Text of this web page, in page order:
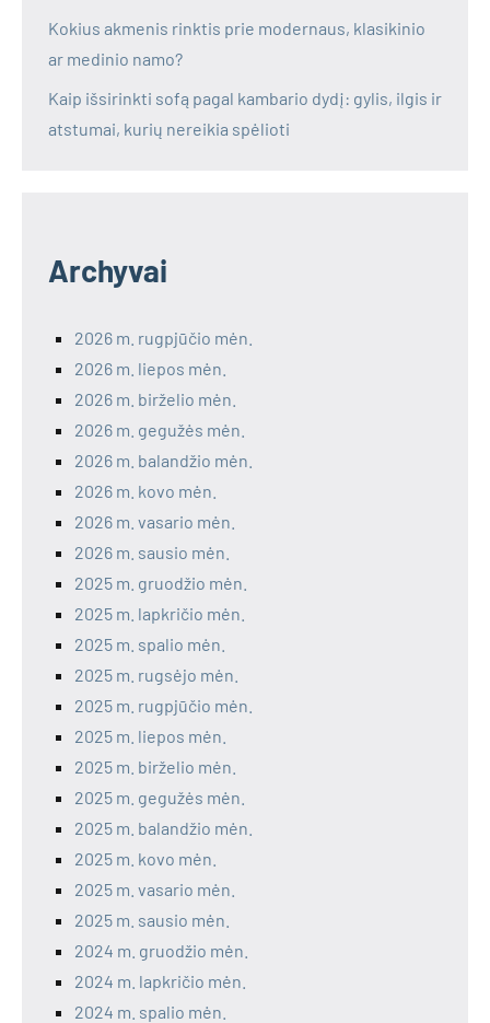
Kokius akmenis rinktis prie modernaus, klasikinio
ar medinio namo?
Kaip išsirinkti sofą pagal kambario dydį: gylis, ilgis ir
atstumai, kurių nereikia spėlioti
Archyvai
2026 m. rugpjūčio mėn.
2026 m. liepos mėn.
2026 m. birželio mėn.
2026 m. gegužės mėn.
2026 m. balandžio mėn.
2026 m. kovo mėn.
2026 m. vasario mėn.
2026 m. sausio mėn.
2025 m. gruodžio mėn.
2025 m. lapkričio mėn.
2025 m. spalio mėn.
2025 m. rugsėjo mėn.
2025 m. rugpjūčio mėn.
2025 m. liepos mėn.
2025 m. birželio mėn.
2025 m. gegužės mėn.
2025 m. balandžio mėn.
2025 m. kovo mėn.
2025 m. vasario mėn.
2025 m. sausio mėn.
2024 m. gruodžio mėn.
2024 m. lapkričio mėn.
2024 m. spalio mėn.